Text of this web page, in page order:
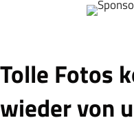
Tolle Fotos
wieder von